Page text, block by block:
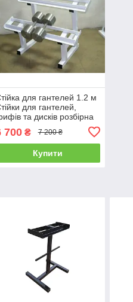
для гантелей 1.2 м
для гантелей,
та дисків розбірна
700₴ 7 200 ₴
Купити